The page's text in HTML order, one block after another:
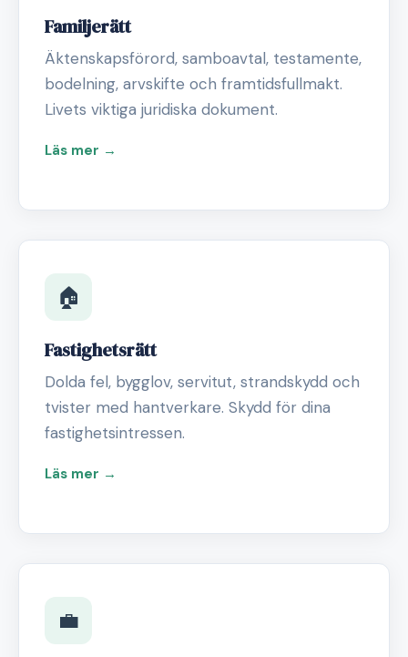
Familjerätt
Äktenskapsförord, samboavtal, testamente,
bodelning, arvskifte och framtidsfullmakt.
Livets viktiga juridiska dokument.
Läs mer →
🏠
Fastighetsrätt
Dolda fel, bygglov, servitut, strandskydd och
tvister med hantverkare. Skydd för dina
fastighetsintressen.
Läs mer →
💼